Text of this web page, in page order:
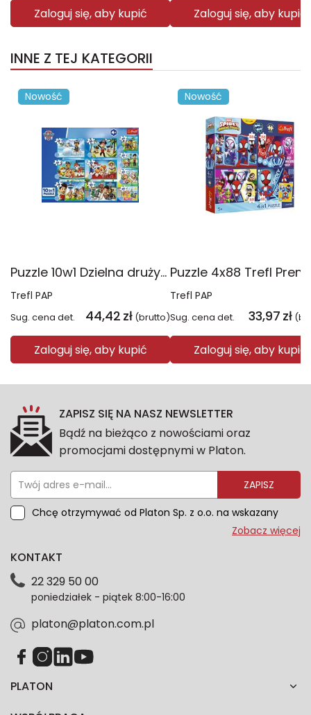
Zaloguj się, aby kupić Zaloguj się, aby kupić
INNE Z TEJ KATEGORII
Nowość
Puzzle 10w1 Dzielna drużyna Psiego Patrolu 96012
Trefl PAP
Sug. cena det. 44,42 zł (brutto)
Zaloguj się, aby kupić
Nowość
Trefl PAP
Sug. cena det. 33,97 zł
Zaloguj się, aby kupić
ZAPISZ SIĘ NA NASZ NEWSLETTER
Bądź na bieżąco z nowościami oraz
promocjami dostępnymi w Platon.
ZAPISZ
Chcę otrzymywać od Platon Sp. z o.o. na wskazany
przeze mnie adres e-mail informacje marketingowe
dotyczące danych osobowych znajdziesz w naszej
każdym czasie. Wycofanie zgody nie wpłynie na
zgodność z prawem przetwarzania dokonanego przed
Zobacz więcej
PLATON
KONTAKT
22 329 50 00
poniedziałek - piątek 8:00-16:00
platon@platon.com.pl